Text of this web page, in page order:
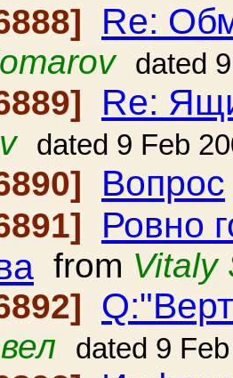
Re:
dated
Re:
dated 9 Feb
Вопрос
Ровно
from Vitaly
dated 9